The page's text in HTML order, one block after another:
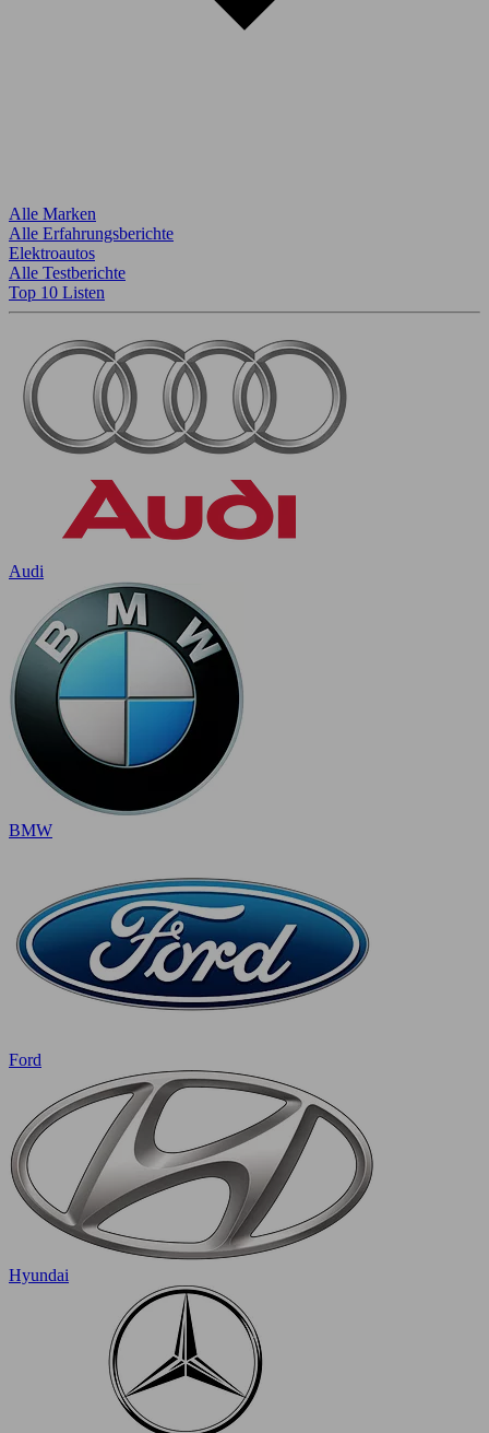
Alle Marken
Alle Erfahrungsberichte
Elektroautos
Alle Testberichte
Top 10 Listen
Audi
BMW
Ford
Hyundai